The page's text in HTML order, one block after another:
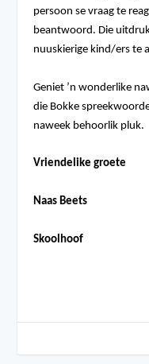
persoon se vraag te
beantwoord. Die
nuuskierige kind/ers te
Geniet ’n wonderlike
die Bokke
naweek behoorlik pluk.
Vriendelike groete
Naas Beets
Skoolhoof